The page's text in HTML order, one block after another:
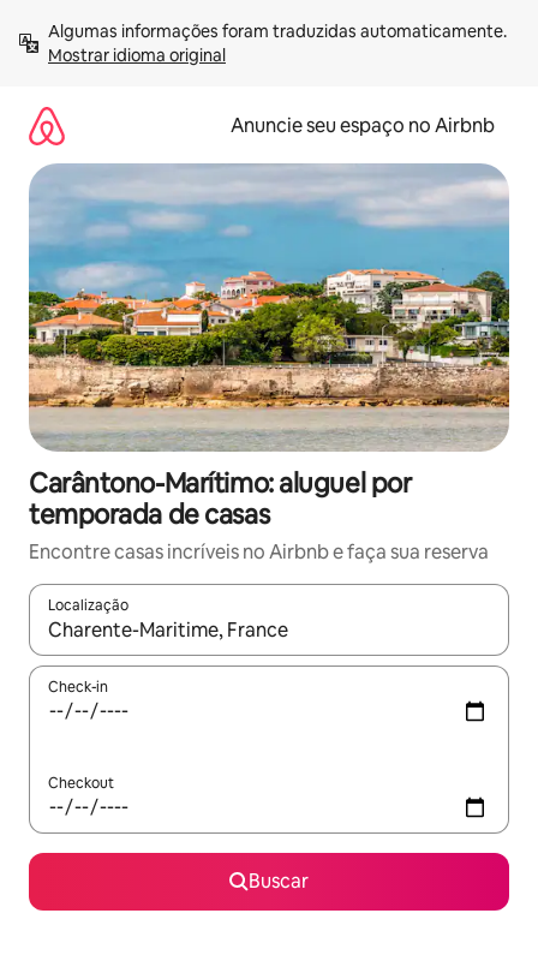
para
Mostrar idioma original
Anuncie seu espaço no Airbnb
Carântono-Marítimo: aluguel por
temporada de casas
Encontre casas incríveis no Airbnb e faça sua reserva
Localização
Quando os resultados estiverem disponíveis, explore-os
Check-in
Checkout
Buscar